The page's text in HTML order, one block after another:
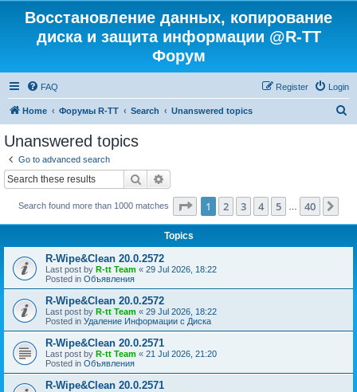
Восстановление данных, копирование
диска и защита информации @R-TT
Форум
FAQ Login
Register
Home Форумы R-TT Search Unanswered topics
Unanswered topics
Go to advanced search
Search
Search found more than 1000 matches Page 1of 40
1 2 3 4 5 40
Topics
R-Wipe&Clean 20.0.2572
Last post by R-tt Team « 29 Jul 2026, 18:22
Posted in Объявления
R-Wipe&Clean 20.0.2572
Last post by R-tt Team « 29 Jul 2026, 18:22
Posted in Удаление Информации с Диска
R-Wipe&Clean 20.0.2571
Last post by R-tt Team « 21 Jul 2026, 21:20
Posted in Объявления
R-Wipe&Clean 20.0.2571